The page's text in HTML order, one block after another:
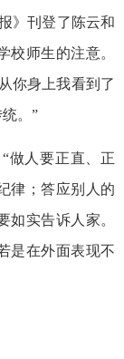
》刊登了陈云和
校师生的注意。
你身上我看到了
。”
做人要正直、正
律；答应别人的
如实告诉人家。
是在外面表现不